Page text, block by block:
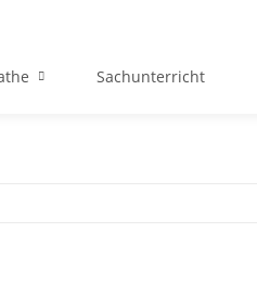
Sachunterricht